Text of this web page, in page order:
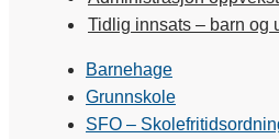
Tidlig innsats – barn og
Barnehage
Grunnskole
SFO –